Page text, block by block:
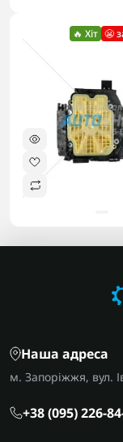
🔥 Хіт 😬
Наша адреса
м. Запоріжжя, вул.
+38 (095) 226-